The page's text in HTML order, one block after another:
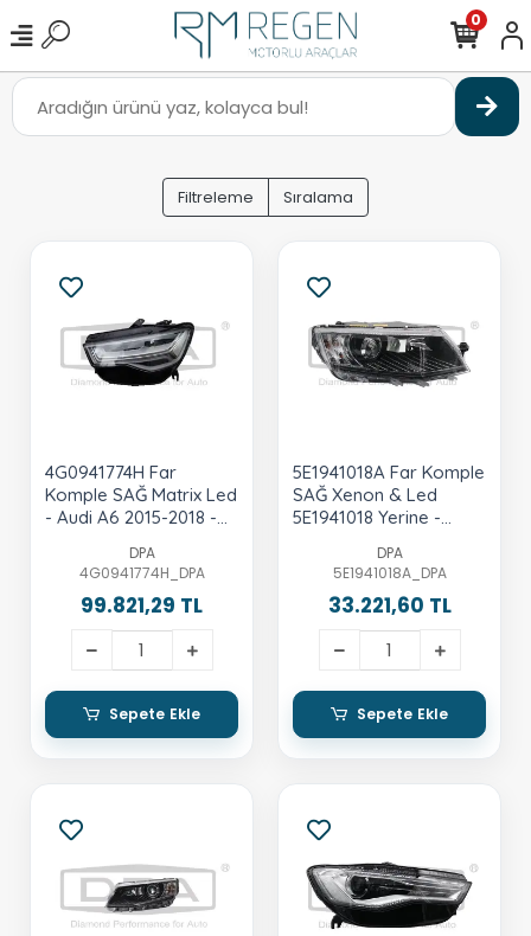
0
Filtreleme Sıralama
4G0941774H Far
Komple SAĞ Matrix Led
- Audi A6 2015-2018 -
A6 Quattro 2015-2018 -
Rs6 2013-2018
DPA
4G0941774H_DPA
99.821,29 TL
Sepete Ekle
5E1941018A Far Komple
SAĞ Xenon & Led
5E1941018 Yerine -
DPA
5E1941018A_DPA
33.221,60 TL
Sepete Ekle